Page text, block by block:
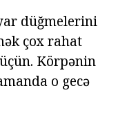
düğmelerini
çox rahat
Körpənin
o gecə